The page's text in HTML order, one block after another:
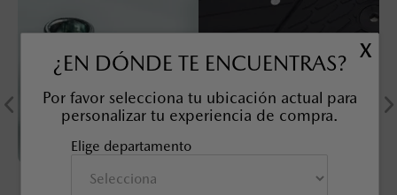
X
¿EN DÓNDE TE ENCUENTRAS?
Por favor selecciona tu ubicación actual para
personalizar tu experiencia de compra.
Elige departamento
KIT TUERCAS DE
SOBRETAPETE TODO CLIMA